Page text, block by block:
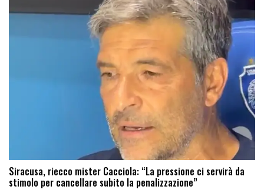
Siracusa, riecco mister Cacciola: “La pressione ci servirà da
stimolo per cancellare subito la penalizzazione”